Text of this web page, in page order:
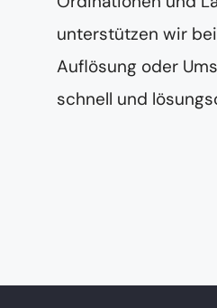
unterstützen wir
Auflösung oder
schnell und